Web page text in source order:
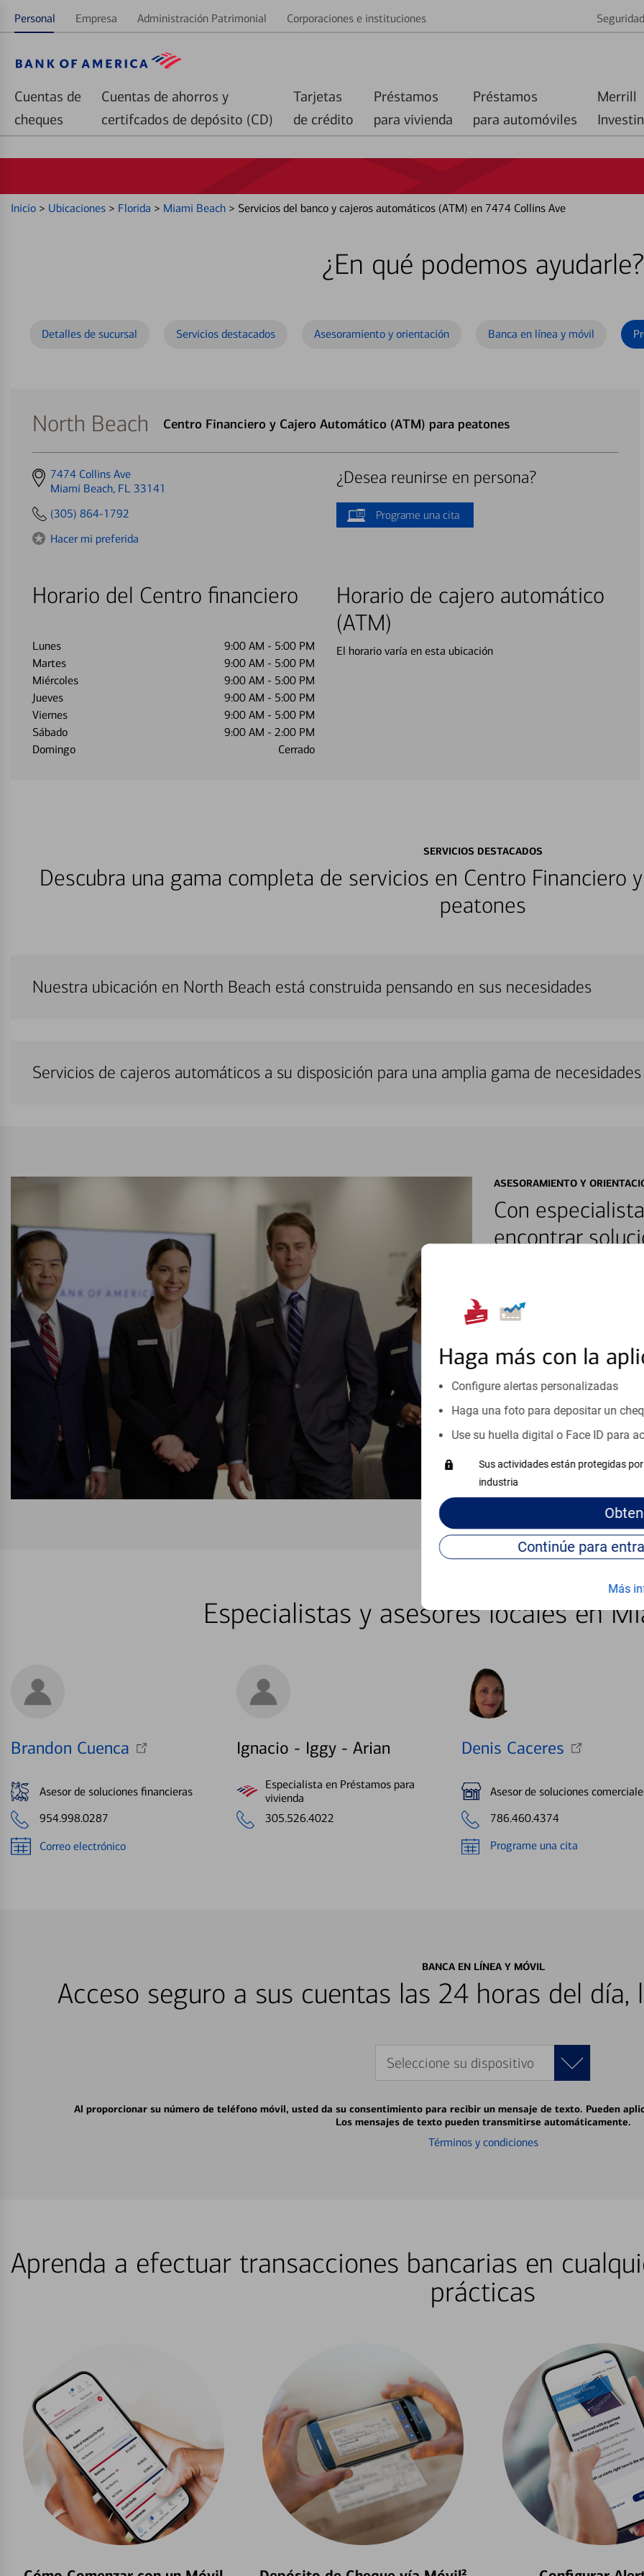
Personal Empresa Administración Patrimonial Corporaciones e instituciones Seguridad
Cuentas de
cheques
Cuentas de ahorros y
certifcados de depósito (CD)
Tarjetas
de crédito
Préstamos
para vivienda
Préstamos
para automóviles
Merrill
Haga más con la
Configure alertas personalizadas
Haga una foto para depositar un
Use su huella digital o Face ID para
Sus actividades están protegidas
industria
Más
Inicio > Ubicaciones > Florida > Miami Beach > Servicios del banco y cajeros automáticos (ATM) en 7474 Collins Ave
¿En qué podemos ayudarle?
Detalles de sucursal Servicios destacados Asesoramiento y orientación Banca en línea y móvil
North Beach Centro Financiero y Cajero Automático (ATM) para peatones
Get
directions
7474 Collins Ave
Miami Beach, FL 33141
(305) 864-1792
Hacer mi preferida
Horario del Centro financiero
Lunes 9:00 AM - 5:00 PM
Martes
9:00 AM - 5:00 PM
Miércoles
9:00 AM - 5:00 PM
Jueves
9:00 AM - 5:00 PM
Viernes
9:00 AM - 5:00 PM
Sábado
9:00 AM - 2:00 PM
Domingo
Cerrado
¿Desea reunirse en persona?
Programe una cita
Horario de cajero automático
(ATM)
El horario varía en esta ubicación
SERVICIOS DESTACADOS
Descubra una gama completa de servicios en Centro Financiero
peatones
Nuestra ubicación en North Beach está construida pensando en sus necesidades
Servicios de cajeros automáticos a su disposición para una amplia gama de
ASESORAMIENTO Y
Con
encontrar
Reúnase con especialistas
orientación que necesita, en
personales, hasta el ahorro
inicio o crecimiento de su
esté listo, un especialista
Vea si nuestro centro de
Visite nuestro centro de ayuda
Especialistas y asesores locales en
Brandon Cuenca
Asesor de soluciones financieras
954.998.0287
Correo electrónico
Ignacio - Iggy - Arian
Especialista en Préstamos para
vivienda
305.526.4022
Denis Caceres
Asesor de soluciones
786.460.4374
Programe una cita
BANCA EN LÍNEA Y MÓVIL
Acceso seguro a sus cuentas las 24 horas del día,
Seleccione su dispositivo
Al proporcionar su número de teléfono móvil, usted da su consentimiento para recibir un mensaje de texto. Pueden
Los mensajes de texto pueden transmitirse automáticamente.
Términos y condiciones
Aprenda a efectuar transacciones bancarias en
prácticas